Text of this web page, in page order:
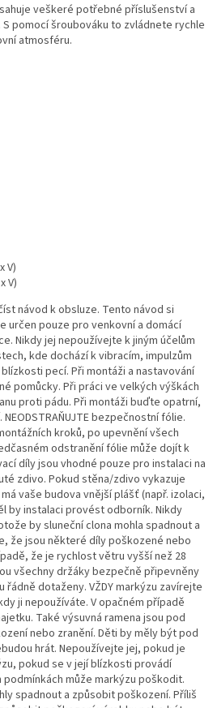
veškeré potřebné příslušenství a
pomocí šroubováku to zvládnete rychle
atmosféru.
V)
V)
návod k obsluze. Tento návod si
určen pouze pro venkovní a domácí
Nikdy jej nepoužívejte k jiným účelům
kde dochází k vibracím, impulzům
pecí. Při montáži a nastavování
pomůcky. Při práci ve velkých výškách
proti pádu. Při montáži buďte opatrní,
bezpečnostní fólie.
kroků, po upevnění všech
odstranění fólie může dojít k
díly jsou vhodné pouze pro instalaci na
zdivo. Pokud stěna/zdivo vykazuje
vaše budova vnější plášť (např. izolaci,
by instalaci provést odborník. Nikdy
by sluneční clona mohla spadnout a
že jsou některé díly poškozené nebo
že je rychlost větru vyšší než 28
všechny držáky bezpečně připevněny
dotaženy. VŽDY markýzu zavírejte
ji nepoužíváte. V opačném případě
Také výsuvná ramena jsou pod
nebo zranění. Děti by měly být pod
hrát. Nepoužívejte jej, pokud je
pokud se v její blízkosti provádí
může markýzu poškodit.
spadnout a způsobit poškození. Příliš